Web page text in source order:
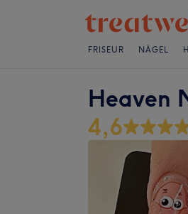
FRISEUR NÄGEL
Heaven
4,6